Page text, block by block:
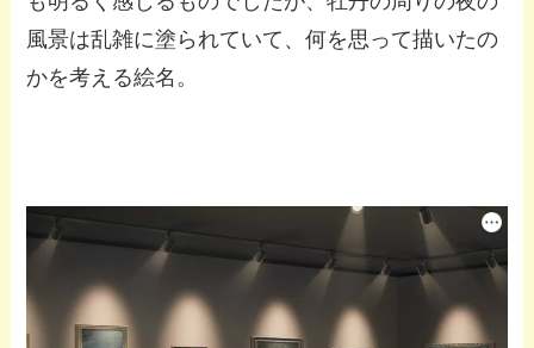
風景は乱雑に塗られていて、何を思って描いたの
かを考える絵名。